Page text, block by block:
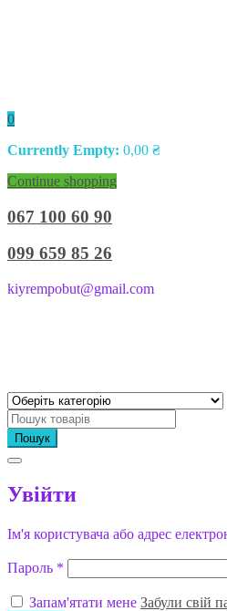
0
Currently Empty: 0,00 ₴
Continue shopping
067 100 60 90
099 659 85 26
kiyrempobut@gmail.com
Пошук
Увійти
Ім'я користувача або адрес
Пароль *
Запам'ятати мене Забули свій